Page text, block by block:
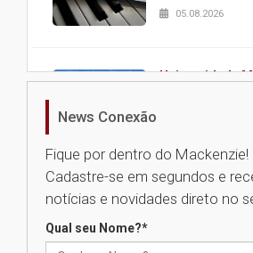
05.08.2026
Universidade
Seminário
das novas
News Conexão
Fique por dentro do Mackenzie!
Cadastre-se em segundos e
notícias e novidades direto no
Qual seu Nome?*